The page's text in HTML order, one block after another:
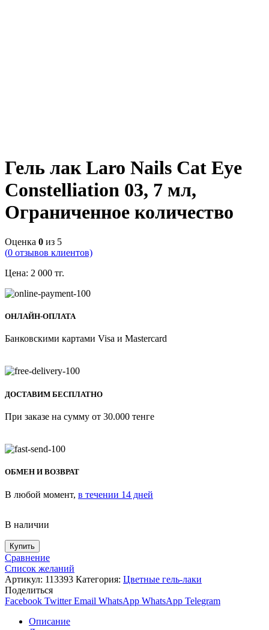
Гель лак Laro Nails Cat Eye
Constelliation 03, 7 мл,
Ограниченное количество
Оценка 0 из 5
(0 отзывов клиентов)
Цена: 2 000 тг.
ОНЛАЙН-ОПЛАТА
Банковскими картами Visa и Mastercard
ДОСТАВИМ БЕСПЛАТНО
При заказе на сумму от 30.000 тенге
ОБМЕН И ВОЗВРАТ
В любой момент, в течении 14 дней
В наличии
Купить
Сравнение
Список желаний
Артикул: 113393 Категория: Цветные гель-лаки
Поделиться
Facebook Twitter Email WhatsApp WhatsApp Telegram
Описание